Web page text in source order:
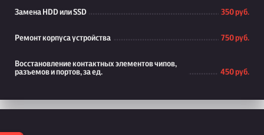
Замена HDD или SSD 350 руб.
Ремонт корпуса устройства 750 руб.
Восстановление контактных элементов чипов,
разъемов и портов, за ед.
450 руб.